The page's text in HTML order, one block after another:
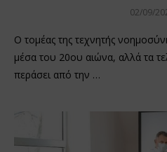
02/09/
Ο τομέας της τεχνητής
μέσα του 20ου αιώνα, αλλά τα
περάσει από την …